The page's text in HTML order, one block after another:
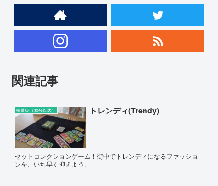
関連記事
軽量級（30分以内） トレンディ(Trendy)
セットコレクションゲーム！街中でトレンディになるファッショ
ンを、いち早く抑えよう。